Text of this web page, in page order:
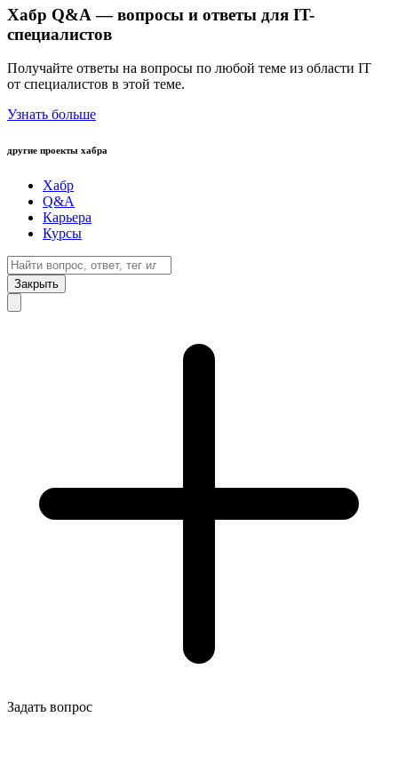
Хабр Q&A — вопросы и ответы для IT-
специалистов
Получайте ответы на вопросы по любой теме из области IT
от специалистов в этой теме.
Узнать больше
другие проекты хабра
Хабр
Q&A
Карьера
Курсы
Закрыть
Задать вопрос